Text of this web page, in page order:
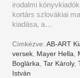
irodalmi
kortárs szlovákiai
kiadása, a…
Címkézve: AB-ART
versek Mayer Hella
Boglárka Tar Károly,
István